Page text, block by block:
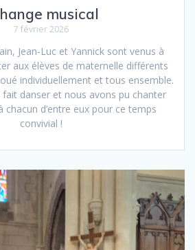
musical
7 février 2026
Jean-Luc et Yannick sont venus à
aux élèves de maternelle différents
individuellement et tous ensemble.
danser et nous avons pu chanter
chacun d’entre eux pour ce temps
convivial !